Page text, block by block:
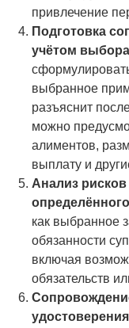
привлечение
Подготовка
учётом
выбранное
разъяснит
можно
алиментов,
выплату и
Анализ
как выбранное
обязанности
включая
обязательств